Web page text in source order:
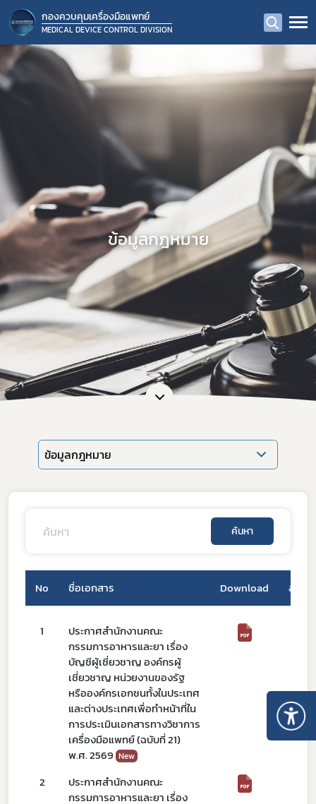
กองควบคุมเครื่องมือแพทย์
MEDICAL DEVICE CONTROL DIVISION
ข้อมูลกฎหมาย
ข้อมูลกฎหมาย
ค้นหา
No ชื่อเอกสาร Download สถานะ
1
ประกาศสำนักงานคณะ
กรรมการอาหารและยา เรื่อง
บัญชีผู้เชี่ยวชาญ องค์กรผู้
เชี่ยวชาญ หน่วยงานของรัฐ
หรือองค์กรเอกชนทั้งในประเทศ
และต่างประเทศเพื่อทำหน้าที่ใน
การประเมินเอกสารทางวิชาการ
เครื่องมือแพทย์ (ฉบับที่ 21)
พ.ศ. 2569 New
2
ประกาศสำนักงานคณะ
กรรมการอาหารและยา เรื่อง